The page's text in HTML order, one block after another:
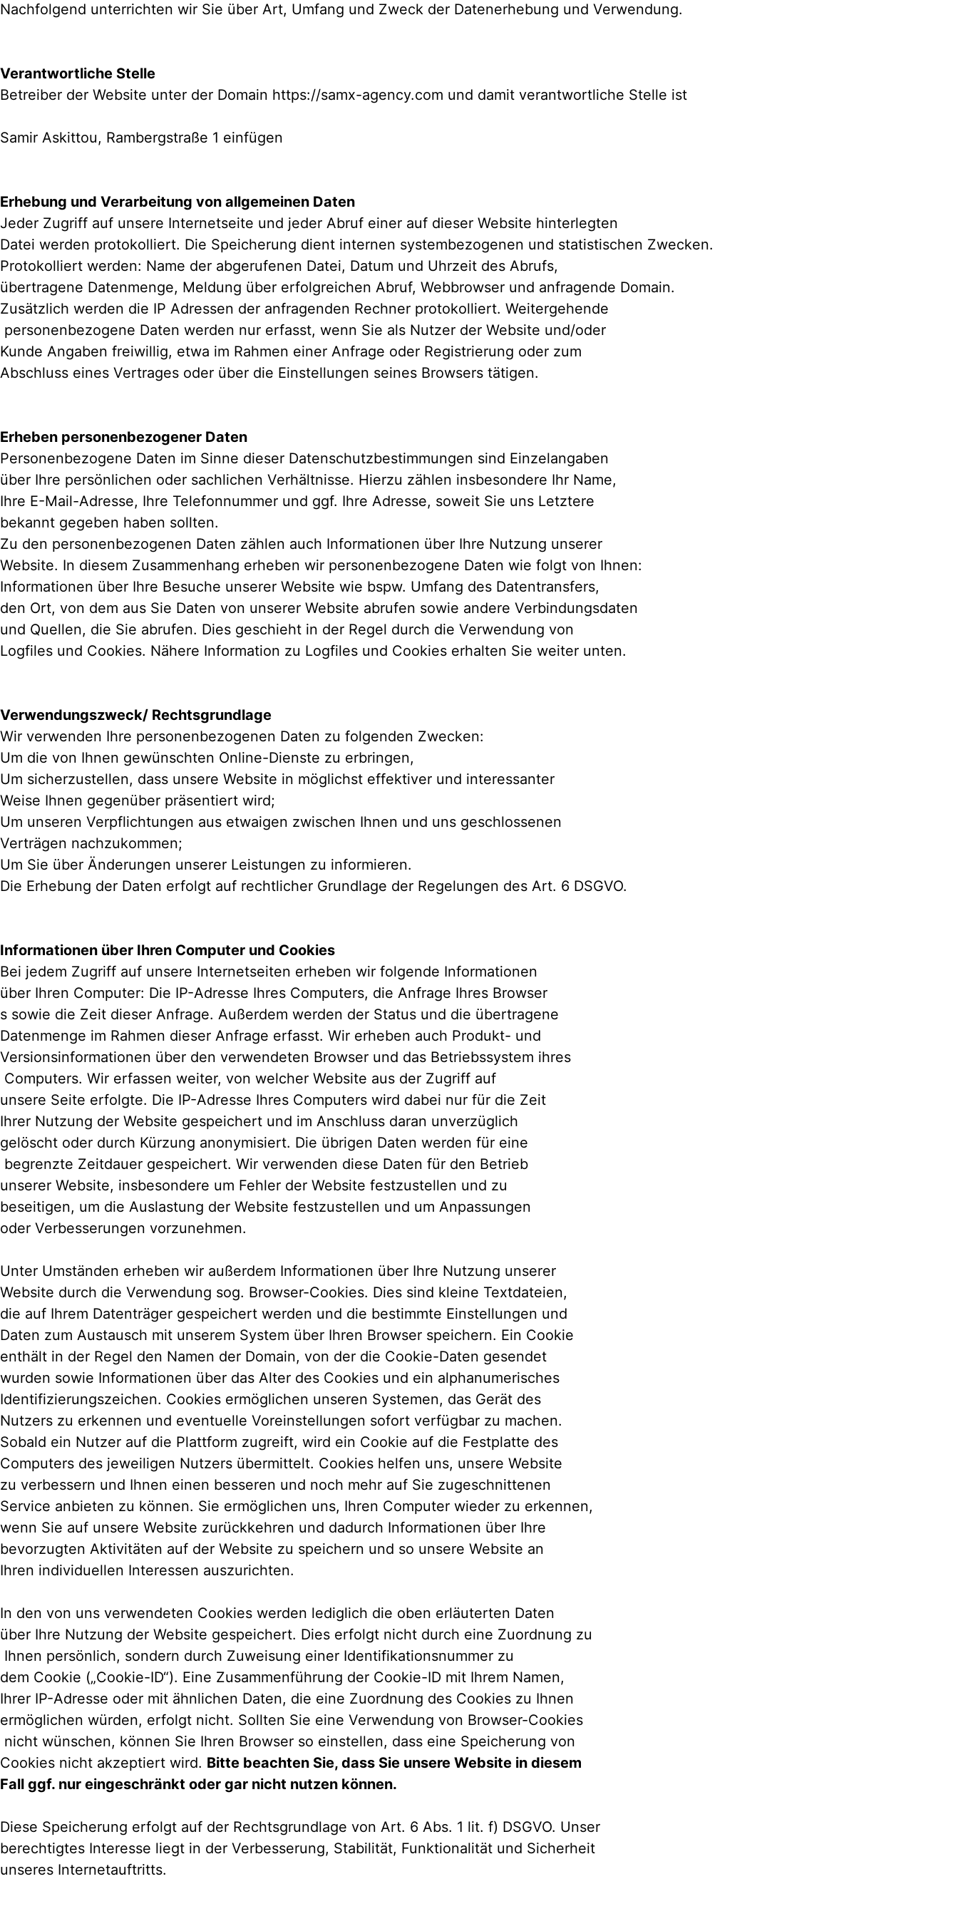
Nachfolgend unterrichten wir Sie über Art, Umfang und Zweck der Datenerhebung und Verwendung.
Verantwortliche Stelle
Betreiber der Website unter der Domain https://samx-agency.com und damit verantwortliche Stelle ist
Samir Askittou, Rambergstraße 1 einfügen
Erhebung und Verarbeitung von allgemeinen Daten
Jeder Zugriff auf unsere Internetseite und jeder Abruf einer auf dieser Website hinterlegten
Datei werden protokolliert. Die Speicherung dient internen systembezogenen und statistischen Zwecken.
Protokolliert werden: Name der abgerufenen Datei, Datum und Uhrzeit des Abrufs,
übertragene Datenmenge, Meldung über erfolgreichen Abruf, Webbrowser und anfragende Domain.
Zusätzlich werden die IP Adressen der anfragenden Rechner protokolliert. Weitergehende
personenbezogene Daten werden nur erfasst, wenn Sie als Nutzer der Website und/oder
Kunde Angaben freiwillig, etwa im Rahmen einer Anfrage oder Registrierung oder zum
Abschluss eines Vertrages oder über die Einstellungen seines Browsers tätigen.
Erheben personenbezogener Daten
Personenbezogene Daten im Sinne dieser Datenschutzbestimmungen sind Einzelangaben
über Ihre persönlichen oder sachlichen Verhältnisse. Hierzu zählen insbesondere Ihr Name,
Ihre E-Mail-Adresse, Ihre Telefonnummer und ggf. Ihre Adresse, soweit Sie uns Letztere
bekannt gegeben haben sollten.
Zu den personenbezogenen Daten zählen auch Informationen über Ihre Nutzung unserer
Website. In diesem Zusammenhang erheben wir personenbezogene Daten wie folgt von Ihnen:
Informationen über Ihre Besuche unserer Website wie bspw. Umfang des Datentransfers,
den Ort, von dem aus Sie Daten von unserer Website abrufen sowie andere Verbindungsdaten
und Quellen, die Sie abrufen. Dies geschieht in der Regel durch die Verwendung von
Logfiles und Cookies. Nähere Information zu Logfiles und Cookies erhalten Sie weiter unten.
Verwendungszweck/ Rechtsgrundlage
Wir verwenden Ihre personenbezogenen Daten zu folgenden Zwecken:
Um die von Ihnen gewünschten Online-Dienste zu erbringen,
Um sicherzustellen, dass unsere Website in möglichst effektiver und interessanter
Weise Ihnen gegenüber präsentiert wird;
Um unseren Verpflichtungen aus etwaigen zwischen Ihnen und uns geschlossenen
Verträgen nachzukommen;
Um Sie über Änderungen unserer Leistungen zu informieren.
Die Erhebung der Daten erfolgt auf rechtlicher Grundlage der Regelungen des Art. 6 DSGVO.
Informationen über Ihren Computer und Cookies
Bei jedem Zugriff auf unsere Internetseiten erheben wir folgende Informationen
über Ihren Computer: Die IP-Adresse Ihres Computers, die Anfrage Ihres Browser
s sowie die Zeit dieser Anfrage. Außerdem werden der Status und die übertragene
Datenmenge im Rahmen dieser Anfrage erfasst. Wir erheben auch Produkt- und
Versionsinformationen über den verwendeten Browser und das Betriebssystem ihres
Computers. Wir erfassen weiter, von welcher Website aus der Zugriff auf
unsere Seite erfolgte. Die IP-Adresse Ihres Computers wird dabei nur für die Zeit
Ihrer Nutzung der Website gespeichert und im Anschluss daran unverzüglich
gelöscht oder durch Kürzung anonymisiert. Die übrigen Daten werden für eine
begrenzte Zeitdauer gespeichert. Wir verwenden diese Daten für den Betrieb
unserer Website, insbesondere um Fehler der Website festzustellen und zu
beseitigen, um die Auslastung der Website festzustellen und um Anpassungen
oder Verbesserungen vorzunehmen.
Unter Umständen erheben wir außerdem Informationen über Ihre Nutzung unserer
Website durch die Verwendung sog. Browser-Cookies. Dies sind kleine Textdateien,
die auf Ihrem Datenträger gespeichert werden und die bestimmte Einstellungen und
Daten zum Austausch mit unserem System über Ihren Browser speichern. Ein Cookie
enthält in der Regel den Namen der Domain, von der die Cookie-Daten gesendet
wurden sowie Informationen über das Alter des Cookies und ein alphanumerisches
Identifizierungszeichen. Cookies ermöglichen unseren Systemen, das Gerät des
Nutzers zu erkennen und eventuelle Voreinstellungen sofort verfügbar zu machen.
Sobald ein Nutzer auf die Plattform zugreift, wird ein Cookie auf die Festplatte des
Computers des jeweiligen Nutzers übermittelt. Cookies helfen uns, unsere Website
zu verbessern und Ihnen einen besseren und noch mehr auf Sie zugeschnittenen
Service anbieten zu können. Sie ermöglichen uns, Ihren Computer wieder zu erkennen,
wenn Sie auf unsere Website zurückkehren und dadurch Informationen über Ihre
bevorzugten Aktivitäten auf der Website zu speichern und so unsere Website an
Ihren individuellen Interessen auszurichten.
In den von uns verwendeten Cookies werden lediglich die oben erläuterten Daten
über Ihre Nutzung der Website gespeichert. Dies erfolgt nicht durch eine Zuordnung zu
Ihnen persönlich, sondern durch Zuweisung einer Identifikationsnummer zu
dem Cookie („Cookie-ID“). Eine Zusammenführung der Cookie-ID mit Ihrem Namen,
Ihrer IP-Adresse oder mit ähnlichen Daten, die eine Zuordnung des Cookies zu Ihnen
ermöglichen würden, erfolgt nicht. Sollten Sie eine Verwendung von Browser-Cookies
nicht wünschen, können Sie Ihren Browser so einstellen, dass eine Speicherung von
Cookies nicht akzeptiert wird. Bitte beachten Sie, dass Sie unsere Website in diesem
Fall ggf. nur eingeschränkt oder gar nicht nutzen können.
Diese Speicherung erfolgt auf der Rechtsgrundlage von Art. 6 Abs. 1 lit. f) DSGVO. Unser
berechtigtes Interesse liegt in der Verbesserung, Stabilität, Funktionalität und Sicherheit
unseres Internetauftritts.